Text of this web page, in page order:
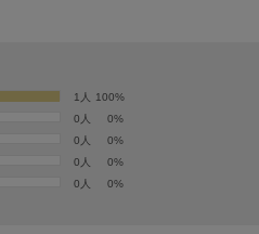
1人
100%
0人
0%
0人
0%
0人
0%
0人
0%